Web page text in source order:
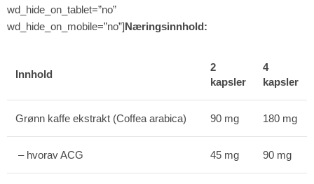
wd_hide_on_tablet=”no”
wd_hide_on_mobile=”no”]Næringsinnhold:
Innhold
2
kapsler
4
kapsler
Grønn kaffe ekstrakt (Coffea arabica) 90 mg 180 mg
– hvorav ACG 45 mg 90 mg